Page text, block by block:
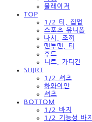
블레이저
TOP
1/2 티, 집업
스포츠 유니폼
나시, 조끼
맨투맨, 티
후드
니트, 가디건
SHIRT
1/2 셔츠
하와이안
셔츠
BOTTOM
1/2 바지
1/2 기능성 바지